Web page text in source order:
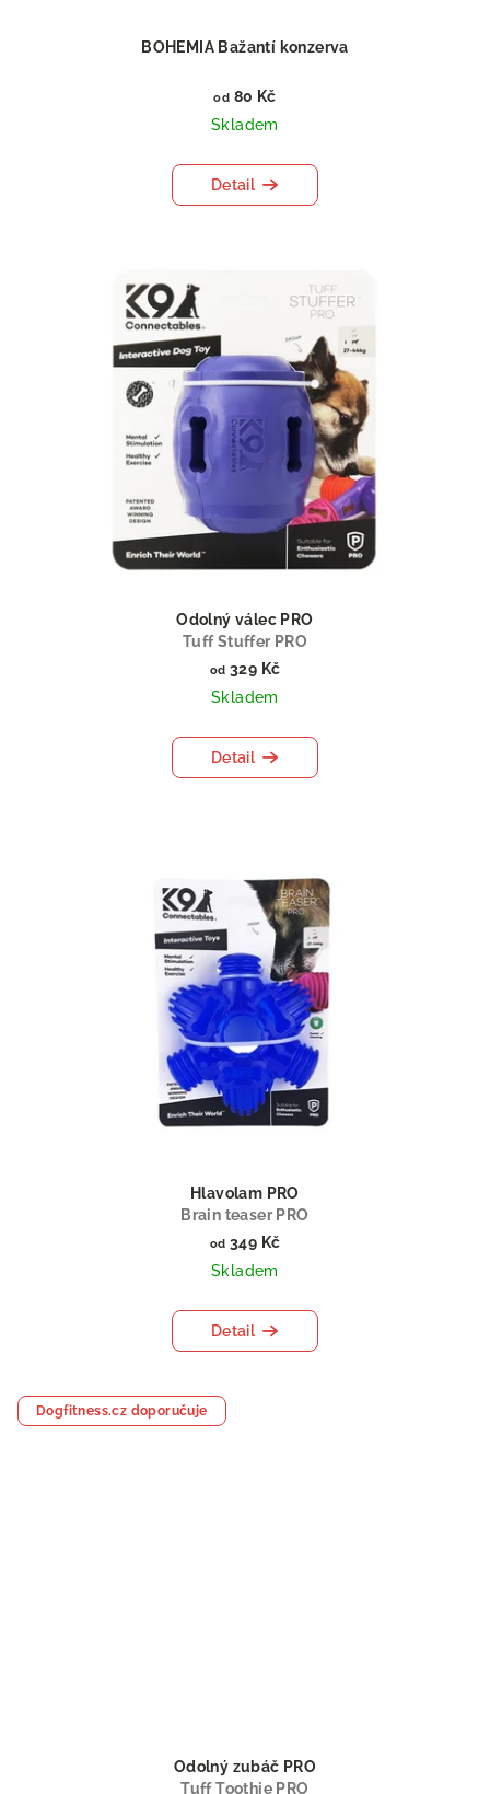
BOHEMIA Bažantí konzerva
od 80 Kč
Skladem
Detail
Odolný válec PRO
Tuff Stuffer PRO
od 329 Kč
Skladem
Detail
Hlavolam PRO
Brain teaser PRO
od 349 Kč
Skladem
Detail
Dogfitness.cz doporučuje
Odolný zubáč PRO
Tuff Toothie PRO